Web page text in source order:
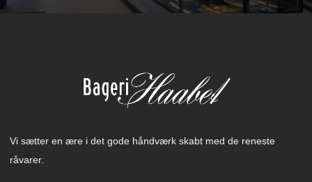
​Vi sætter en ære i det gode håndværk skabt med de reneste
råvarer.